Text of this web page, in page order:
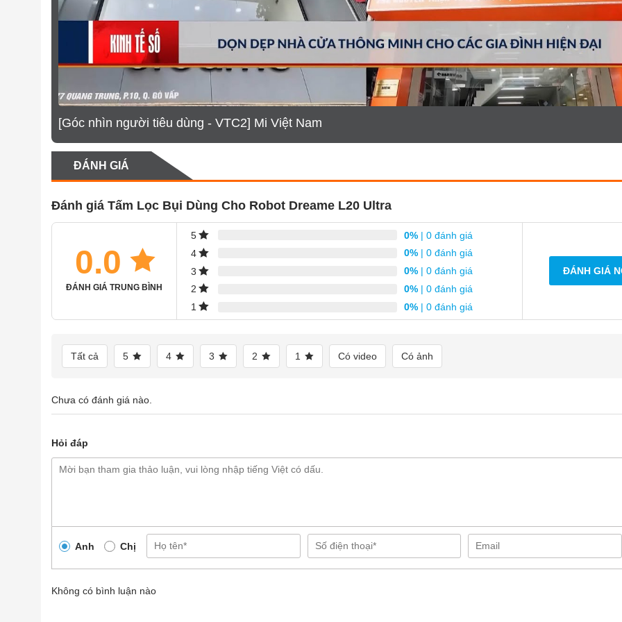
[Góc nhìn người tiêu dùng - VTC2] Mi Việt Nam
ĐÁNH GIÁ
Đánh giá Tấm Lọc Bụi Dùng Cho Robot Dreame L20 Ultra
0.0
ĐÁNH GIÁ TRUNG BÌNH
5 0%| 0 đánh giá
4
0%| 0 đánh giá
3
0%| 0 đánh giá
2
0%| 0 đánh giá
1
0%| 0 đánh giá
ĐÁNH GIÁ
Tất cả 5 4 3 2 1 Có video Có ảnh
Chưa có đánh giá nào.
Hỏi đáp
Anh Chị
Không có bình luận nào